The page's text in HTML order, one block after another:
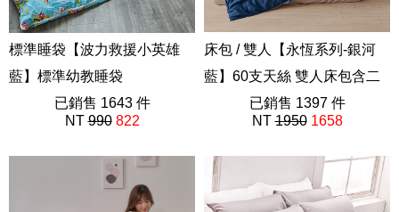
標準睡袋【波力救援小英雄
藍】標準幼教睡袋
ABF088已銷售 1643 件
NT990 822
床包 / 雙人【永恆系列-銀河
藍】60支天絲 雙人床包含二
素色AAU201
已銷售 1397 件
NT1950 1658